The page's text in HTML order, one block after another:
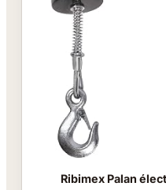
Ribimex Palan